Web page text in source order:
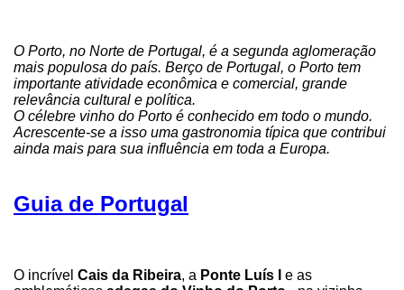
O Porto, no Norte de Portugal, é a segunda aglomeração
mais populosa do país. Berço de Portugal, o Porto tem
importante atividade econômica e comercial, grande
relevância cultural e política.
O célebre vinho do Porto é conhecido em todo o mundo.
Acrescente-se a isso uma gastronomia típica que contribui
ainda mais para sua influência em toda a Europa.
Guia de Portugal
O incrível Cais da Ribeira, a Ponte Luís I
e as